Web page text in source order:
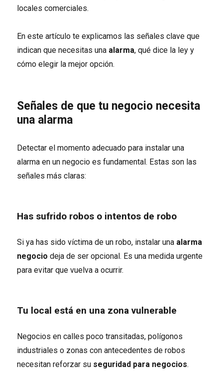
locales comerciales.
En este artículo te explicamos las señales clave que
indican que necesitas una alarma, qué dice la ley y
cómo elegir la mejor opción.
Señales de que tu negocio necesita
una alarma
Detectar el momento adecuado para instalar una
alarma en un negocio es fundamental. Estas son las
señales más claras:
Has sufrido robos o intentos de robo
Si ya has sido víctima de un robo, instalar una alarma
negocio deja de ser opcional. Es una medida urgente
para evitar que vuelva a ocurrir.
Tu local está en una zona vulnerable
Negocios en calles poco transitadas, polígonos
industriales o zonas con antecedentes de robos
necesitan reforzar su seguridad para negocios.